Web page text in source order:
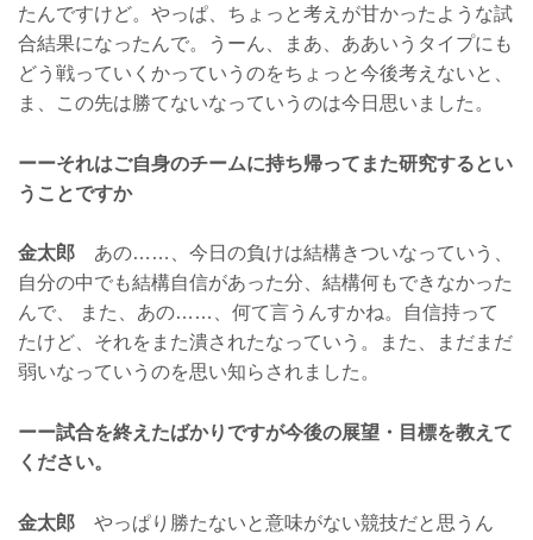
たんですけど。やっぱ、ちょっと考えが甘かったような試
合結果になったんで。うーん、まあ、ああいうタイプにも
どう戦っていくかっていうのをちょっと今後考えないと、
ま、この先は勝てないなっていうのは今日思いました。
ーーそれはご自身のチームに持ち帰ってまた研究するとい
うことですか
金太郎 あの……、今日の負けは結構きついなっていう、
自分の中でも結構自信があった分、結構何もできなかった
んで、 また、あの……、何て言うんすかね。自信持って
たけど、それをまた潰されたなっていう。また、まだまだ
弱いなっていうのを思い知らされました。
ーー試合を終えたばかりですが今後の展望・目標を教えて
ください。
金太郎 やっぱり勝たないと意味がない競技だと思うん